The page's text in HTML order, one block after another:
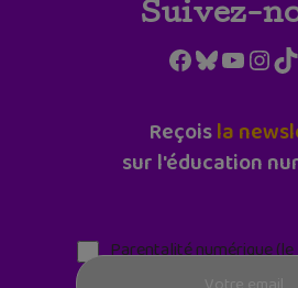
Suivez-
Facebook
Bluesky
Reçoisla
sur l'éducation
Parentalité numérique